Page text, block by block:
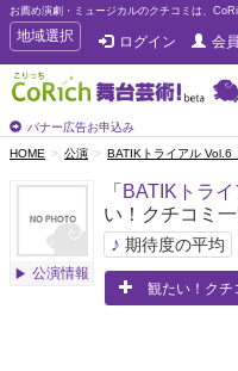
お薦め演劇・ミュージカルのクチコミは、
T
o
g
g
e
n
a
t
地域選択 ログイン 会
バナー広告お申込み
HOME 公演 BATIKトライアル Vol.6
公演情報
「 BATIKトライ
い！クチコミ
♪ 期待度の平均
観たい！クチ